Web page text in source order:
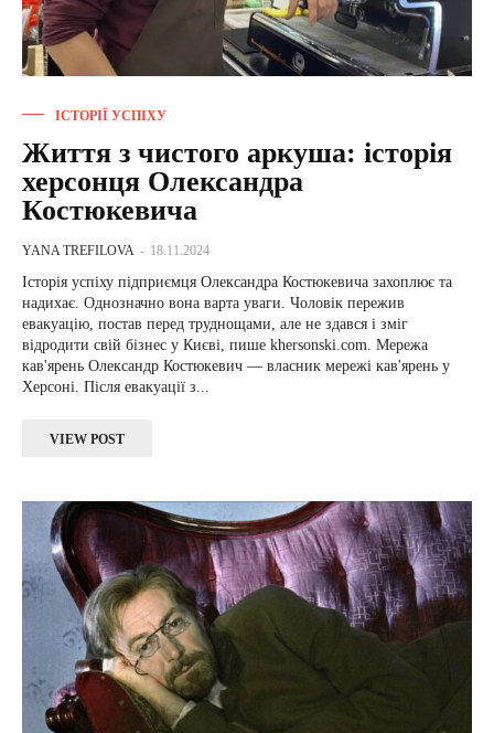
ІСТОРІЇ УСПІХУ
Життя з чистого аркуша: історія
херсонця Олександра
Костюкевича
YANA TREFILOVA - 18.11.2024
Історія успіху підприємця Олександра Костюкевича захоплює та
надихає. Однозначно вона варта уваги. Чоловік пережив
евакуацію, постав перед труднощами, але не здався і зміг
відродити свій бізнес у Києві, пише khersonski.com. Мережа
кав'ярень Олександр Костюкевич — власник мережі кав'ярень у
Херсоні. Після евакуації з...
VIEW POST